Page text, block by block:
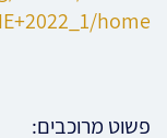
home
פשוט מרוכבים: